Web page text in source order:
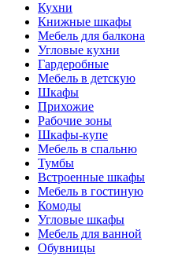
Кухни
Книжные шкафы
Мебель для балкона
Угловые кухни
Гардеробные
Мебель в детскую
Шкафы
Прихожие
Рабочие зоны
Шкафы-купе
Мебель в спальню
Тумбы
Встроенные шкафы
Мебель в гостиную
Комоды
Угловые шкафы
Мебель для ванной
Обувницы